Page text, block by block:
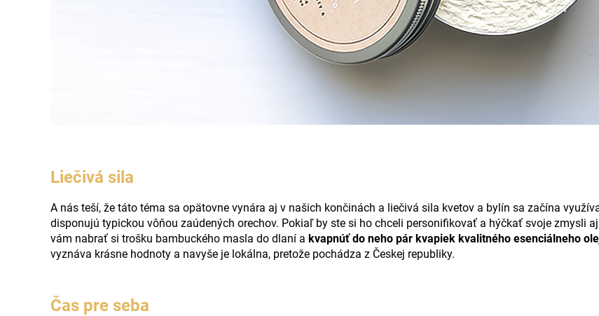
Liečivá sila
A nás teší, že táto téma sa opätovne vynára aj v našich končinách a liečivá sila kvetov a bylín sa začína
disponujú typickou vôňou zaúdených orechov. Pokiaľ by ste si ho chceli personifikovať a hýčkať svoje zmysli
vám nabrať si trošku bambuckého masla do dlaní a kvapnúť do neho pár kvapiek kvalitného esenciálneho
vyznáva krásne hodnoty a navyše je lokálna, pretože pochádza z Českej republiky.
Čas pre seba